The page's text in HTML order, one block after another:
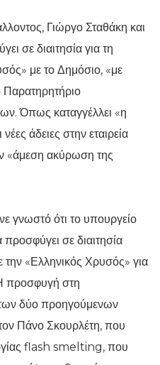
Γιώργο Σταθάκη και
σε διαιτησία για τη
με το Δημόσιο, «με
Παρατηρητήριο
Όπως καταγγέλλει «η
άδειες στην εταιρεία
«άμεση ακύρωση της
γνωστό ότι το υπουργείο
σε διαιτησία
«Ελληνικός Χρυσός» για
προσφυγή στη
των δύο προηγούμενων
Πάνο Σκουρλέτη, που
flash smelting, που